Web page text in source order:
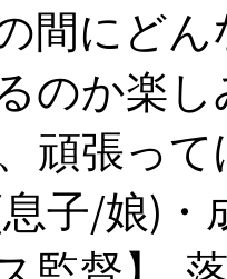
間にど
のか楽
頑張っ
子/娘)